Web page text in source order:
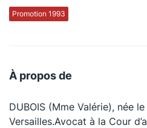
Promotion 1993
À propos de
DUBOIS (Mme Valérie), née
Versailles.Avocat à la Cour
La Conférence
La Conférence